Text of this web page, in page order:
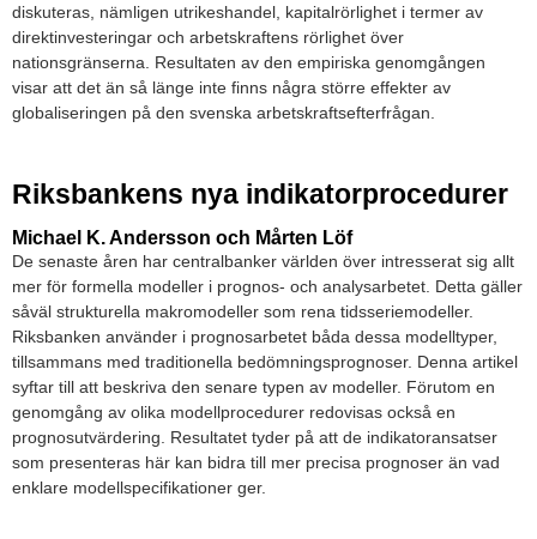
diskuteras, nämligen utrikeshandel, kapitalrörlighet i termer av
direktinvesteringar och arbetskraftens rörlighet över
nationsgränserna. Resultaten av den empiriska genomgången
visar att det än så länge inte finns några större effekter av
globaliseringen på den svenska arbetskraftsefterfrågan.
Riksbankens nya indikatorprocedurer
Michael K. Andersson och Mårten Löf
De senaste åren har centralbanker världen över intresserat sig allt
mer för formella modeller i prognos- och analysarbetet. Detta gäller
såväl strukturella makromodeller som rena tidsseriemodeller.
Riksbanken använder i prognosarbetet båda dessa modelltyper,
tillsammans med traditionella bedömningsprognoser. Denna artikel
syftar till att beskriva den senare typen av modeller. Förutom en
genomgång av olika modellprocedurer redovisas också en
prognosutvärdering. Resultatet tyder på att de indikatoransatser
som presenteras här kan bidra till mer precisa prognoser än vad
enklare modellspecifikationer ger.